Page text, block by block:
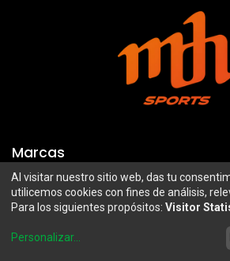
Marcas
Troy Lee Designs
100%
Airoh
Mazawi
SIDI
Al visitar nuestro sitio web, das tu
utilicemos cookies con fines de análisis,
Para los siguientes propósitos: Visitor
Personalizar...